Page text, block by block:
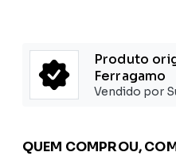
Produto
Ferragamo
Vendido por
QUEM COMPROU,